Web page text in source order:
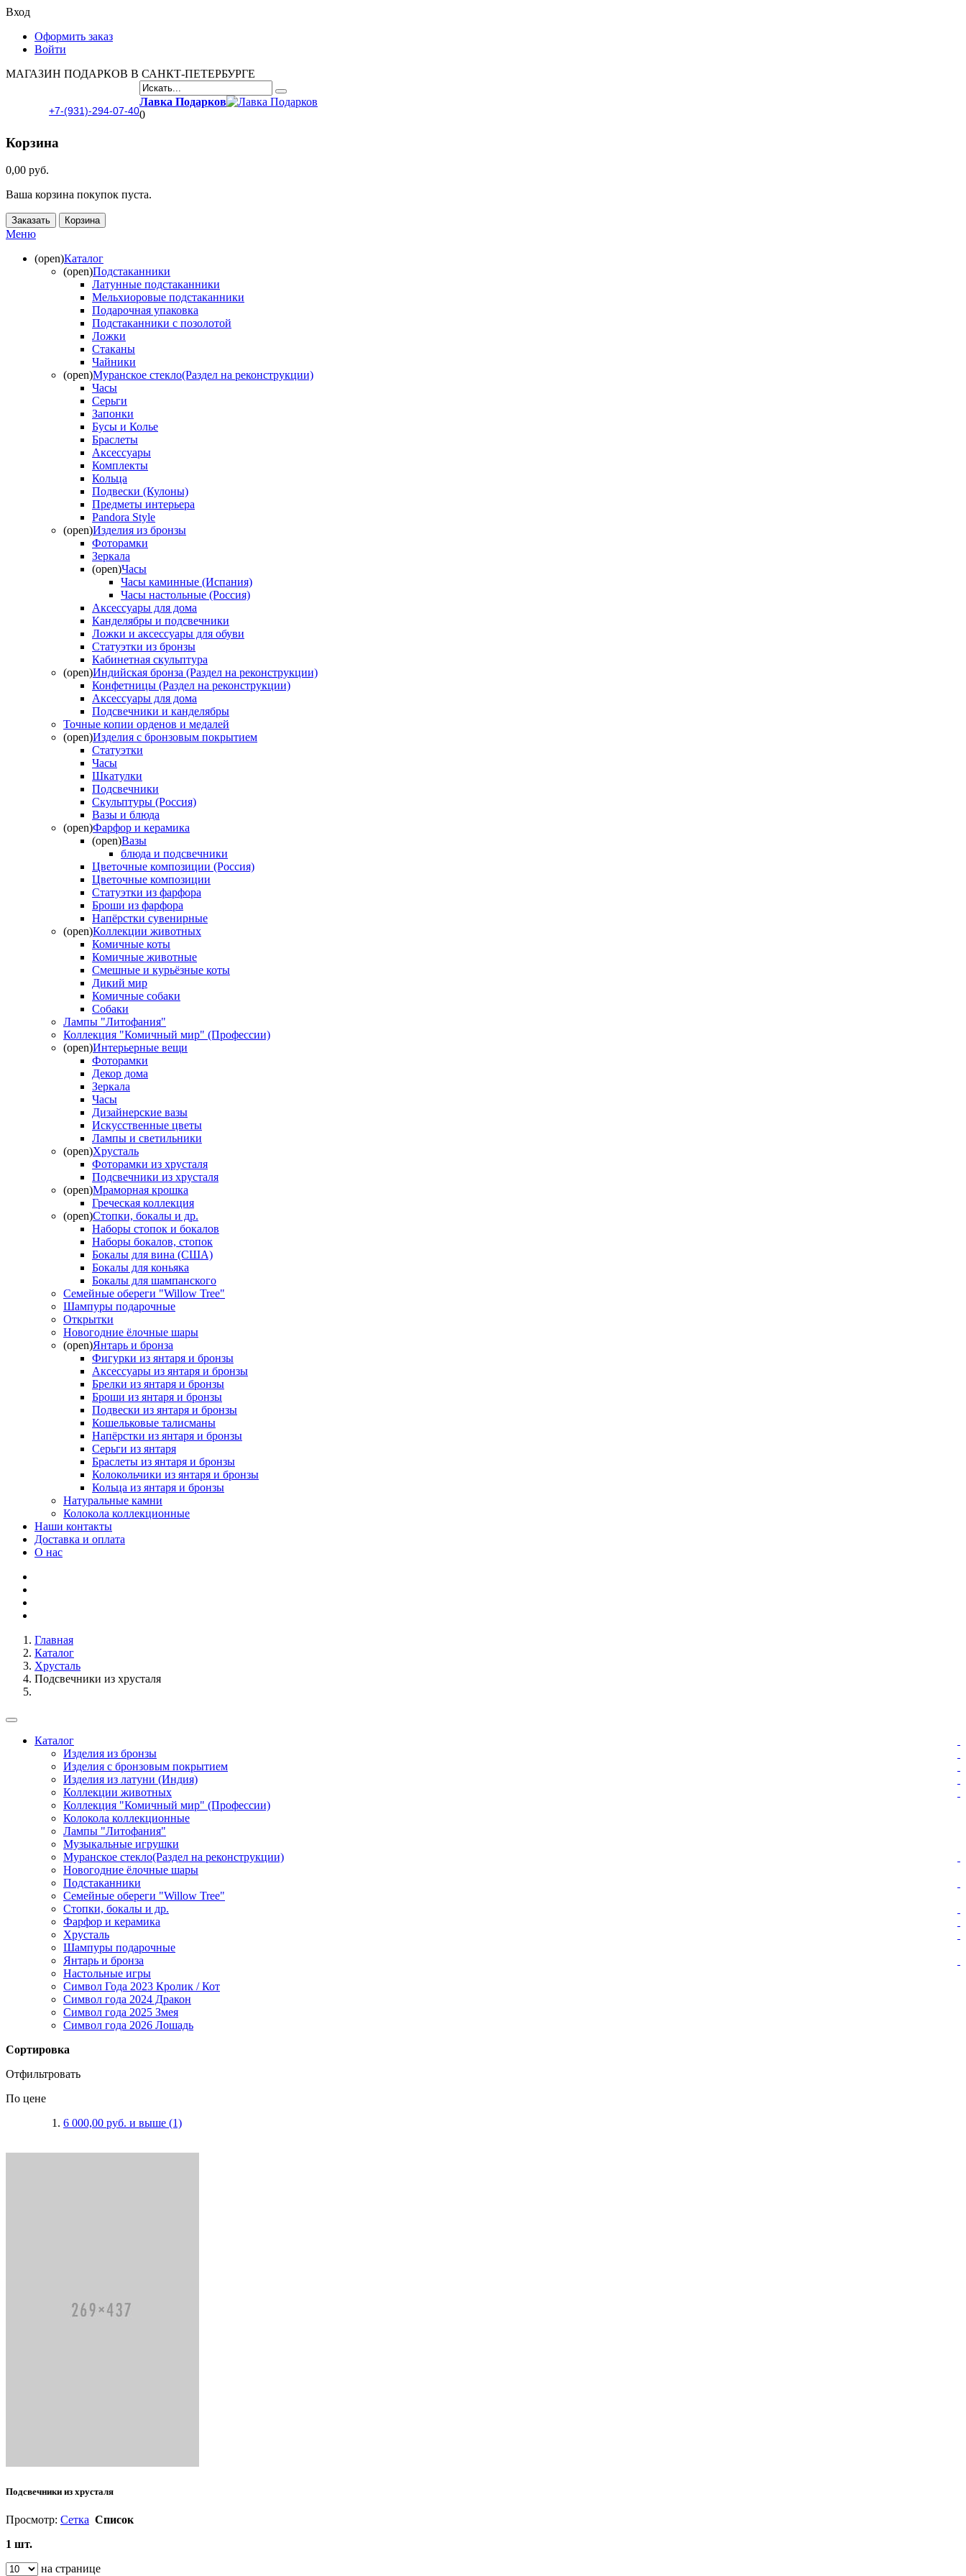
Вход
Оформить заказ
Войти
МАГАЗИН ПОДАРКОВ В САНКТ-ПЕТЕРБУРГЕ
+7-(931)-294-07-40
Лавка Подарков
0
Корзина
0,00 руб.
Ваша корзина покупок пуста.
Заказать Корзина
Меню
(open)Каталог
(open)Подстаканники
Латунные подстаканники
Мельхиоровые подстаканники
Подарочная упаковка
Подстаканники с позолотой
Ложки
Стаканы
Чайники
(open)Муранское стекло(Раздел на реконструкции)
Часы
Серьги
Запонки
Бусы и Колье
Браслеты
Аксессуары
Комплекты
Кольца
Подвески (Кулоны)
Предметы интерьера
Pandora Style
(open)Изделия из бронзы
Фоторамки
Зеркала
(open)Часы
Часы каминные (Испания)
Часы настольные (Россия)
Аксессуары для дома
Канделябры и подсвечники
Ложки и аксессуары для обуви
Статуэтки из бронзы
Кабинетная скульптура
(open)Индийская бронза (Раздел на реконструкции)
Конфетницы (Раздел на реконструкции)
Аксессуары для дома
Подсвечники и канделябры
Точные копии орденов и медалей
(open)Изделия с бронзовым покрытием
Статуэтки
Часы
Шкатулки
Подсвечники
Скульптуры (Россия)
Вазы и блюда
(open)Фарфор и керамика
(open)Вазы
блюда и подсвечники
Цветочные композиции (Россия)
Цветочные композиции
Статуэтки из фарфора
Броши из фарфора
Напёрстки сувенирные
(open)Коллекции животных
Комичные коты
Комичные животные
Смешные и курьёзные коты
Дикий мир
Комичные собаки
Собаки
Лампы "Литофания"
Коллекция "Комичный мир" (Профессии)
(open)Интерьерные вещи
Фоторамки
Декор дома
Зеркала
Часы
Дизайнерские вазы
Искусственные цветы
Лампы и светильники
(open)Хрусталь
Фоторамки из хрусталя
Подсвечники из хрусталя
(open)Мраморная крошка
Греческая коллекция
(open)Стопки, бокалы и др.
Наборы стопок и бокалов
Наборы бокалов, стопок
Бокалы для вина (США)
Бокалы для коньяка
Бокалы для шампанского
Семейные обереги "Willow Tree"
Шампуры подарочные
Открытки
Новогодние ёлочные шары
(open)Янтарь и бронза
Фигурки из янтаря и бронзы
Аксессуары из янтаря и бронзы
Брелки из янтаря и бронзы
Броши из янтаря и бронзы
Подвески из янтаря и бронзы
Кошельковые талисманы
Напёрстки из янтаря и бронзы
Серьги из янтаря
Браслеты из янтаря и бронзы
Колокольчики из янтаря и бронзы
Кольца из янтаря и бронзы
Натуральные камни
Колокола коллекционные
Наши контакты
Доставка и оплата
О нас
Главная
Каталог
Хрусталь
Подсвечники из хрусталя
Каталог
Изделия из бронзы
Изделия с бронзовым покрытием
Изделия из латуни (Индия)
Коллекции животных
Коллекция "Комичный мир" (Профессии)
Колокола коллекционные
Лампы "Литофания"
Музыкальные игрушки
Муранское стекло(Раздел на реконструкции)
Новогодние ёлочные шары
Подстаканники
Семейные обереги "Willow Tree"
Стопки, бокалы и др.
Фарфор и керамика
Хрусталь
Шампуры подарочные
Янтарь и бронза
Настольные игры
Символ Года 2023 Кролик / Кот
Символ года 2024 Дракон
Символ года 2025 Змея
Символ года 2026 Лошадь
Сортировка
Отфильтровать
По цене
6 000,00 руб. и выше (1)
Подсвечники из хрусталя
Просмотр: Сетка Список
1 шт.
на странице